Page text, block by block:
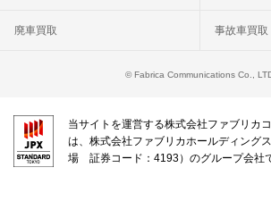
廃車買取 事故車買取
© Fabrica Communications Co.,
当サイトを運営する株式会社ファブリカ
は、株式会社ファブリカホールディング
場 証券コード：4193）のグループ会社